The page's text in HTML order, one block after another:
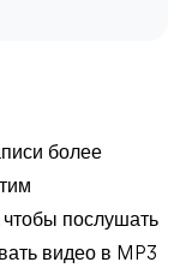
более
чтобы послушать
видео в MP3